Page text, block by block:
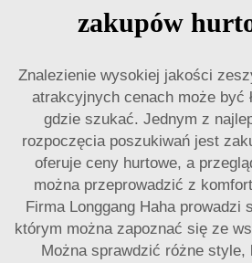
zakupów
Znalezienie wysokiej jakości
atrakcyjnych cenach może być
gdzie szukać. Jednym z
rozpoczęcia poszukiwań jest
oferuje ceny hurtowe, a
można przeprowadzić z
Firma Longgang Haha prowadzi
którym można zapoznać się ze
Można sprawdzić różne style,